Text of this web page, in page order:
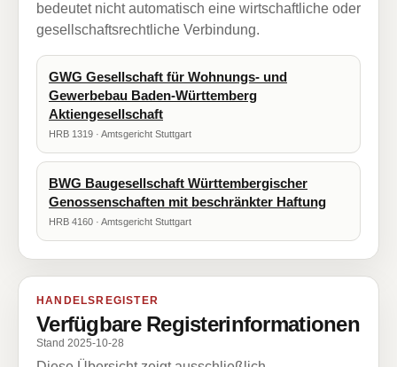
bedeutet nicht automatisch eine wirtschaftliche oder
gesellschaftsrechtliche Verbindung.
GWG Gesellschaft für Wohnungs- und
Gewerbebau Baden-Württemberg
Aktiengesellschaft
HRB 1319 · Amtsgericht Stuttgart
BWG Baugesellschaft Württembergischer
Genossenschaften mit beschränkter Haftung
HRB 4160 · Amtsgericht Stuttgart
HANDELSREGISTER
Verfügbare Registerinformationen
Stand 2025-10-28